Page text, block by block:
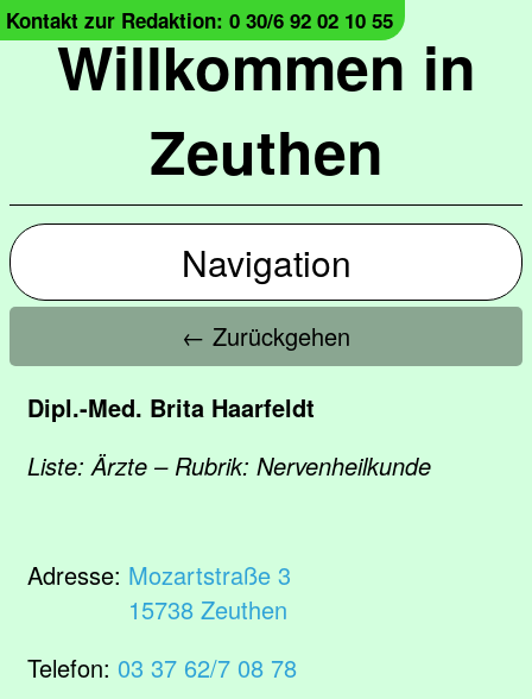
Willkommen in
Zeuthen
Kontakt zur Redaktion: 0 30/6 92 02 10 55
Navigation
← Zurückgehen
Dipl.-Med. Brita Haarfeldt
Liste: Ärzte – Rubrik: Nervenheilkunde
Adresse: Mozartstraße 3
15738 Zeuthen
Telefon: 03 37 62/7 08 78